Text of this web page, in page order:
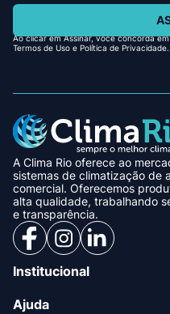
Ao clicar em Assinar, você concorda
Termos de Uso e Política de Privacidade.
A Clima Rio oferece ao
sistemas de climatização de
comercial. Oferecemos
alta qualidade, trabalhando
e transparência.
Institucional
Ajuda